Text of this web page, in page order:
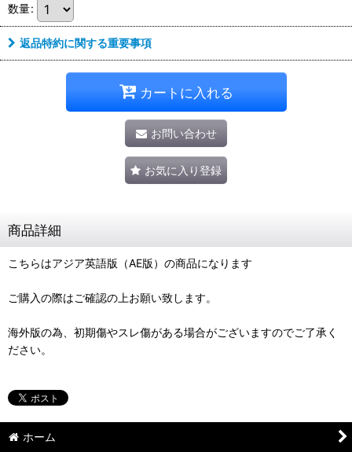
数量:
返品特約に関する重要事項
カートに入れる
お問い合わせ
お気に入り登録
商品詳細
こちらはアジア英語版（AE版）の商品になります
ご購入の際はご確認の上お願い致します。
海外版の為、初期傷やスレ傷がある場合がございますのでご了承く
ださい。
ホーム